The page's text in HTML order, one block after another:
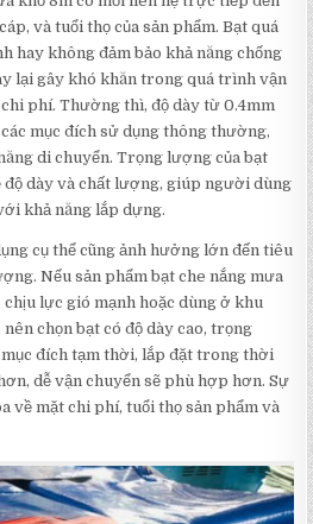
và tuổi thọ của sản phẩm. Bạt quá
hay không đảm bảo khả năng chống
lại gây khó khăn trong quá trình vận
phí. Thường thì, độ dày từ 0.4mm
mục đích sử dụng thông thường,
di chuyển. Trọng lượng của bạt
độ dày và chất lượng, giúp người dùng
khả năng lắp dựng.
cụ thể cũng ảnh hưởng lớn đến tiêu
Nếu sản phẩm bạt che nắng mưa
chịu lực gió mạnh hoặc dùng ở khu
chọn bạt có độ dày cao, trọng
đích tạm thời, lắp đặt trong thời
dễ vận chuyển sẽ phù hợp hơn. Sự
về mặt chi phí, tuổi thọ sản phẩm và